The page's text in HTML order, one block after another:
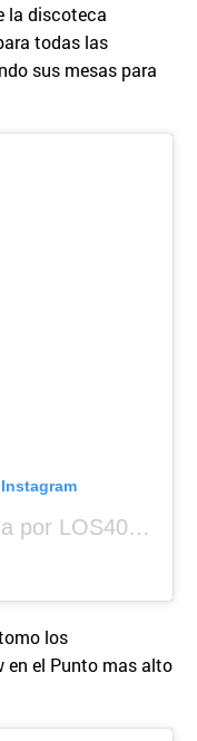
la discoteca
todas las
sus mesas para
Una publicación compartida por LOS40 Panamá (@los40panama)
los
en el Punto mas alto